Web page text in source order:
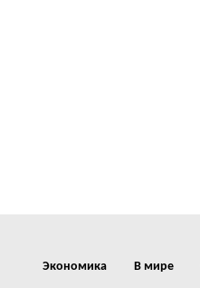
Экономика В мире